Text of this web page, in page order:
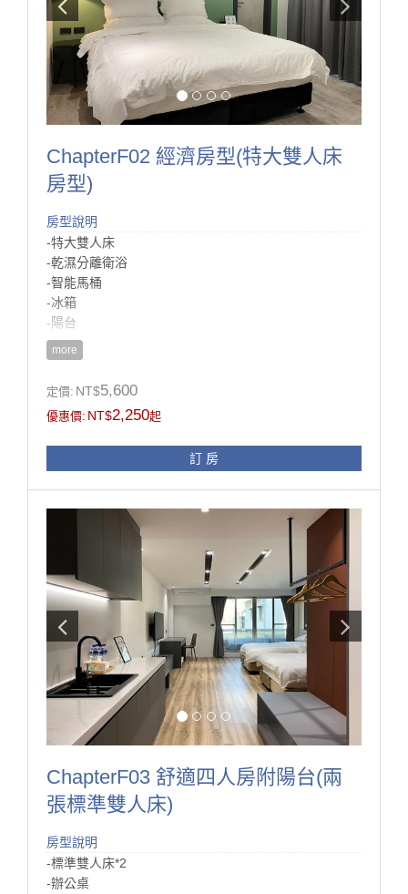
ChapterF02 經濟房型(特大雙人床
房型)
房型說明
-特大雙人床
-乾濕分離衛浴
-智能馬桶
-冰箱
-陽台
-電視
此房型為簡約的雙人房，
最特別的是，這間房的顏色是Chapter127最特別的配
房間裡大面積莫蘭迪綠色的牆，開門的瞬間就很清新，
more
定價: NT$5,600
優惠價: NT$2,250起
訂 房
ChapterF03 舒適四人房附陽台(兩
張標準雙人床)
房型說明
-標準雙人床*2
-辦公桌